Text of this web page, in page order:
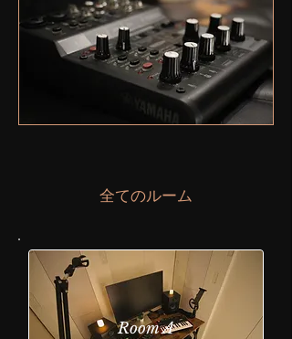
全てのルーム
​Room A